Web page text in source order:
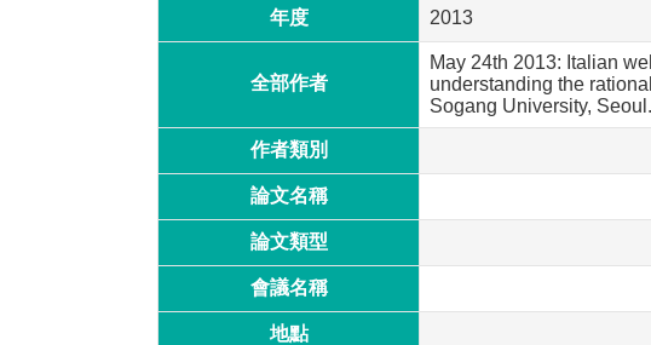
年度 2013
全部作者
May 24th 2013: Italian
understanding the
Sogang University, Seoul.
作者類別
論文名稱
論文類型
會議名稱
地點